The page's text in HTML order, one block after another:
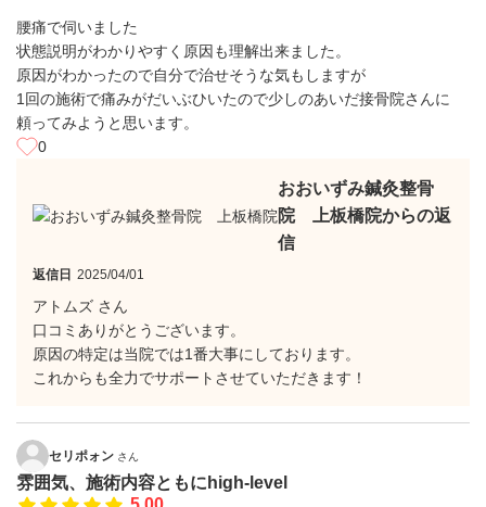
腰痛で伺いました
状態説明がわかりやすく原因も理解出来ました。
原因がわかったので自分で治せそうな気もしますが
1回の施術で痛みがだいぶひいたので少しのあいだ接骨院さんに
頼ってみようと思います。
0
おおいずみ鍼灸整骨
院 上板橋院からの返
信
返信日 2025/04/01
アトムズ さん
口コミありがとうございます。
原因の特定は当院では1番大事にしております。
これからも全力でサポートさせていただきます！
セリポォン さん
雰囲気、施術内容ともにhigh-level